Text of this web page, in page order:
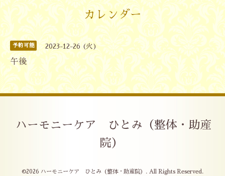
カレンダー
予約可能 2023-12-26 (火)
午後
ハーモニーケア ひとみ（整体・助産
院）
©2026 ハーモニーケア ひとみ（整体・助産院） . All Rights Reserved.